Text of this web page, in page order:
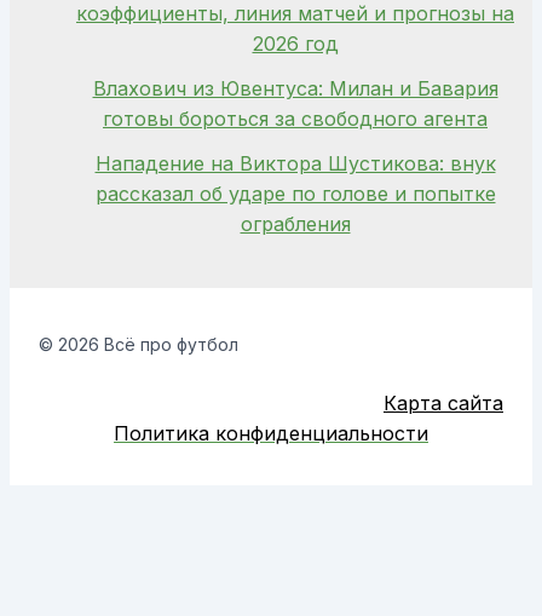
коэффициенты, линия матчей и прогнозы на
2026 год
Влахович из Ювентуса: Милан и Бавария
готовы бороться за свободного агента
Нападение на Виктора Шустикова: внук
рассказал об ударе по голове и попытке
ограбления
© 2026 Всё про футбол
Карта сайта
Политика конфиденциальности